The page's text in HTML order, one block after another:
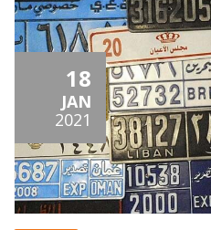
18
JAN
2021